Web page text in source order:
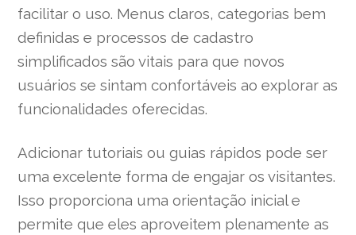
facilitar o uso. Menus claros, categorias bem
definidas e processos de cadastro
simplificados são vitais para que novos
usuários se sintam confortáveis ao explorar as
funcionalidades oferecidas.
Adicionar tutoriais ou guias rápidos pode ser
uma excelente forma de engajar os visitantes.
Isso proporciona uma orientação inicial e
permite que eles aproveitem plenamente as